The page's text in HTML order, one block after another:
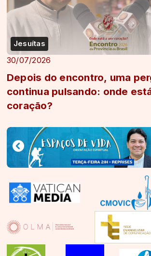
Jesuítas
30/07/2026
Depois do encontro, uma
continua pulsando: onde
coração?